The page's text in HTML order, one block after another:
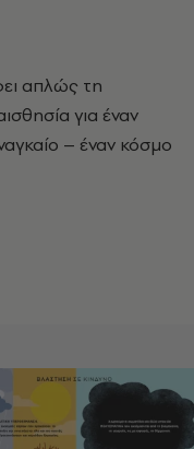
απλώς τη
για έναν
– έναν κόσμο